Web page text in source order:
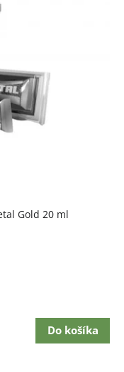
Gold 20 ml
Do košíka